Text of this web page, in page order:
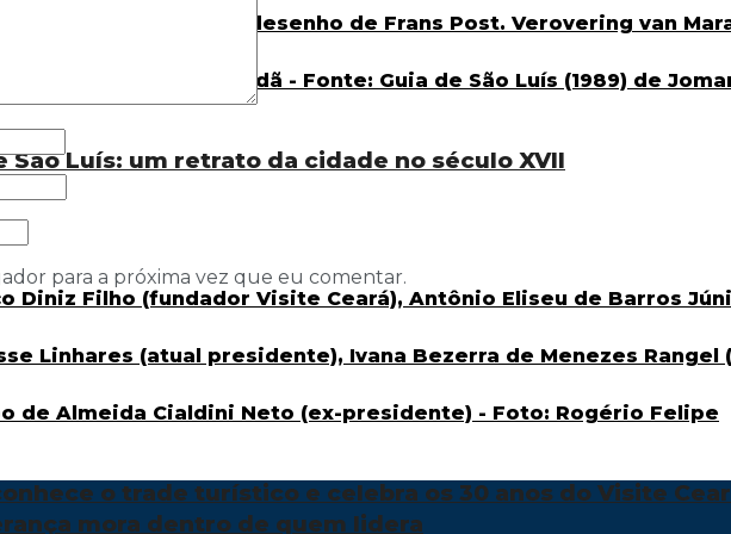
Luís: um retrato da cidade no século XVII
o trade turístico e celebra os 30 anos do Visite
mora dentro de quem lidera
para a próxima vez que eu comentar.